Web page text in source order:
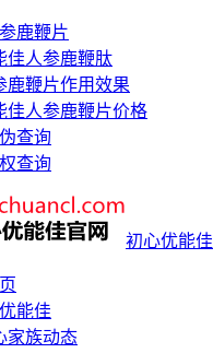
鹿鞭片
佳人参鹿鞭肽
鹿鞭片作用效果
佳人参鹿鞭片价格
查询
查询
初心优能佳
能佳
家族动态